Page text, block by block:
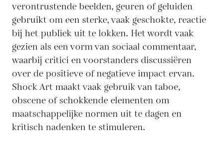
verontrustende beelden, geuren of geluiden
gebruikt om een sterke, vaak geschokte, reactie
bij het publiek uit te lokken. Het wordt vaak
gezien als een vorm van sociaal commentaar,
waarbij critici en voorstanders discussiëren
over de positieve of negatieve impact ervan.
Shock Art maakt vaak gebruik van taboe,
obscene of schokkende elementen om
maatschappelijke normen uit te dagen en
kritisch nadenken te stimuleren.